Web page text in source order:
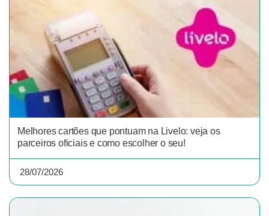
Melhores cartões que pontuam na Livelo: veja os
parceiros oficiais e como escolher o seu!
28/07/2026